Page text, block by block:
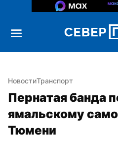
НовостиТранспорт
Пернатая банда
ямальскому
Тюмени